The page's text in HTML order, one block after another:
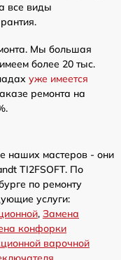
все виды
Мы большая
более 20 тыс.
уже имеется
ремонта на
наших мастеров - они
TI2FSOFT. По
по ремонту
услуги:
, Замена
конфорки
варочной